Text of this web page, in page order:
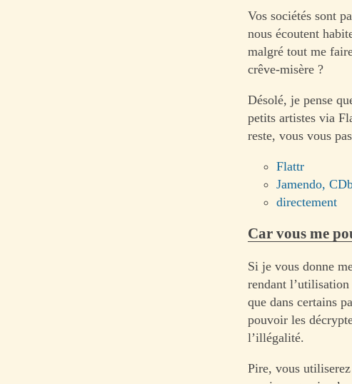
Vos sociétés sont
nous écoutent
malgré tout me
crêve-misère ?
Désolé, je pense
petits artistes via
reste, vous vous
Flattr
Jamendo,
directement
Car vous me
Si je vous donne
rendant
que dans certains
pouvoir les
l’illégalité.
Pire, vous utiliserez